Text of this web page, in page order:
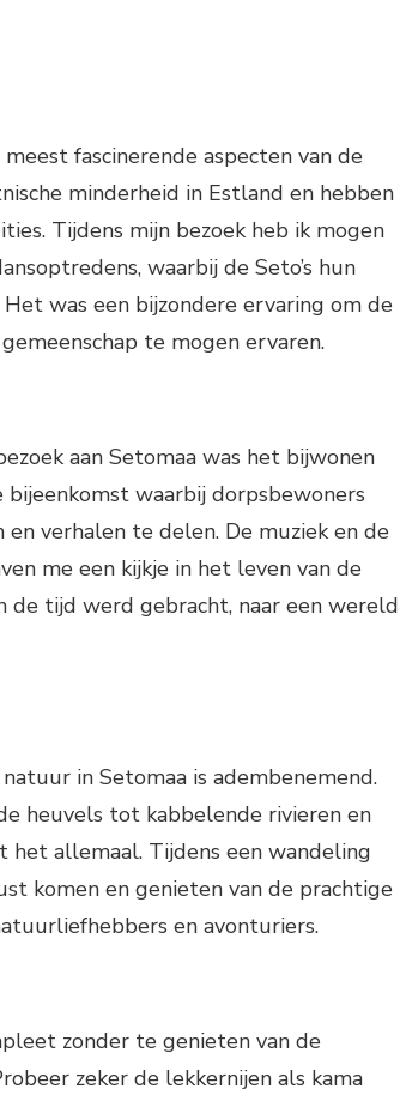
fascinerende aspecten van de
minderheid in Estland en hebben
Tijdens mijn bezoek heb ik mogen
waarbij de Seto’s hun
was een bijzondere ervaring om de
te mogen ervaren.
aan Setomaa was het bijwonen
waarbij dorpsbewoners
en verhalen te delen. De muziek en de
me een kijkje in het leven van de
de tijd werd gebracht, naar een wereld
in Setomaa is adembenemend.
heuvels tot kabbelende rivieren en
het allemaal. Tijdens een wandeling
komen en genieten van de prachtige
en avonturiers.
zonder te genieten van de
zeker de lekkernijen als kama